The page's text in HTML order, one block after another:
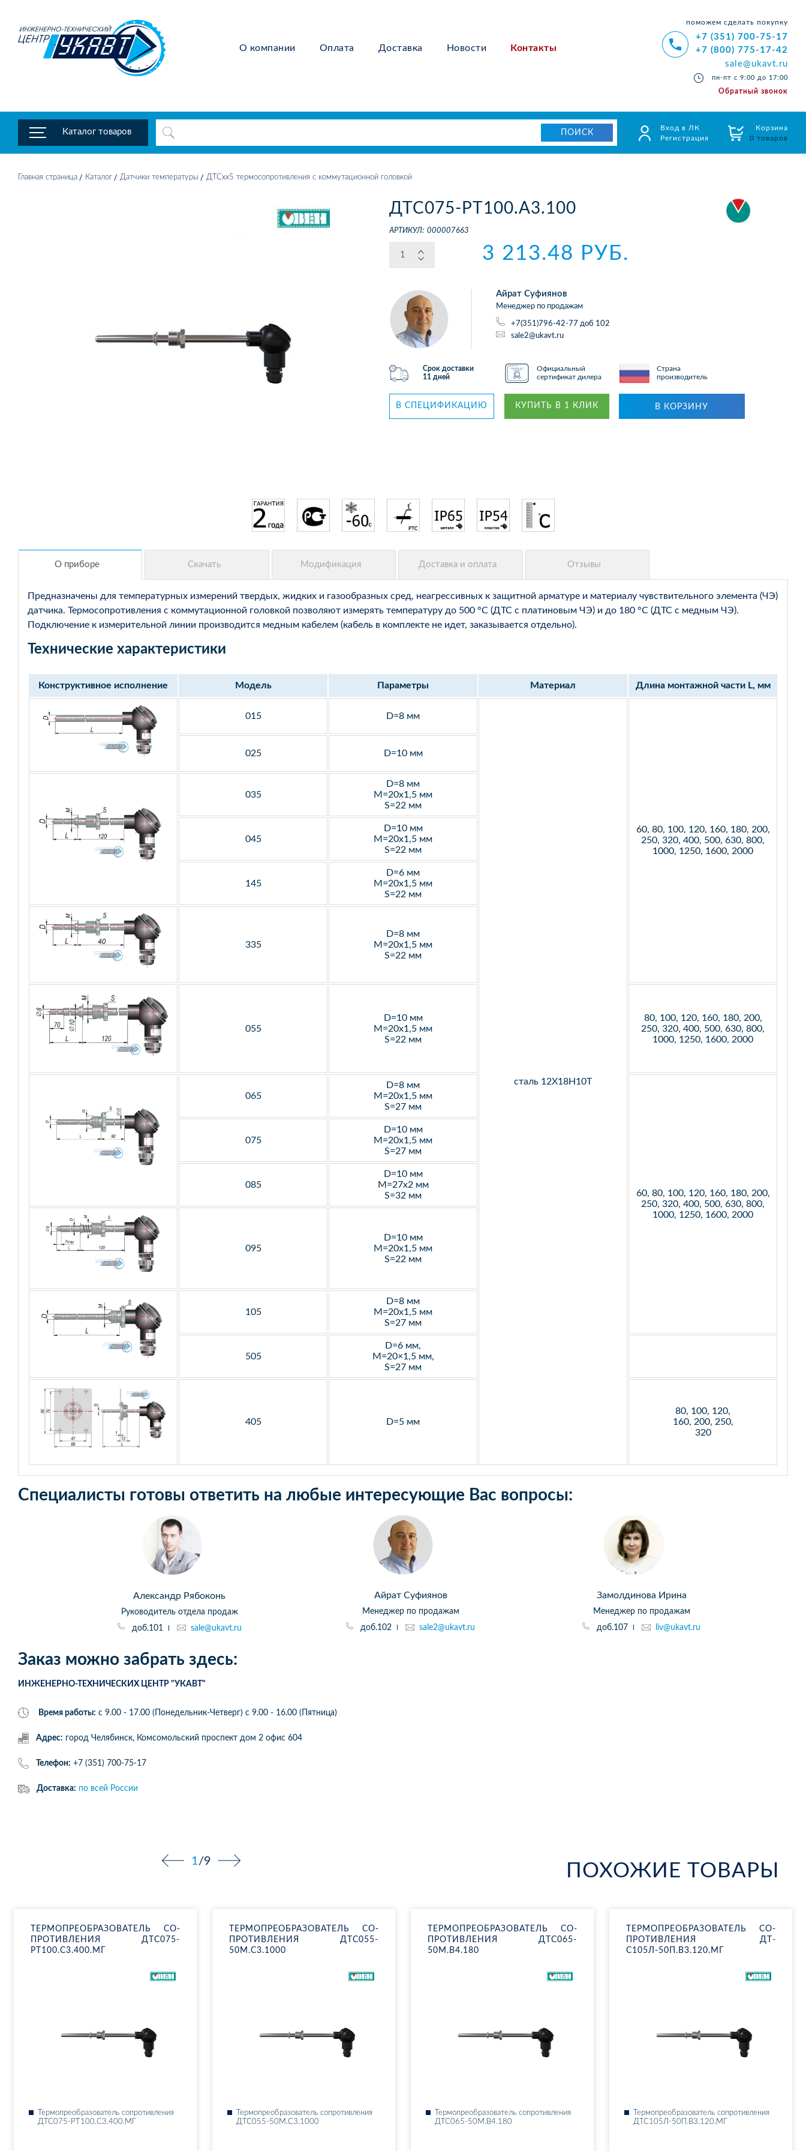
О компании Оплата Доставка Новости Контакты
поможем сделать покупку
+7 (351) 700-75-17
+7 (800) 775-17-42
sale@ukavt.ru
пн-пт с 9:00 до 17:00
Обратный звонок
Каталог товаров
Вход в ЛК
Регистрация
Корзина
0 товаров
Главная страница Каталог Датчики температуры ДТСхх5 термосопротивления с коммутационной головкой
ДТС075-РТ100.А3.100
АРТИКУЛ: 000007663
3 213.48 РУБ.
Айрат Суфиянов
Менеджер по продажам
+7(351)796-42-77 доб 102
sale2@ukavt.ru
Срок доставки
11 дней
Официальный
сертификат дилера
Страна
производитель
В СПЕЦИФИКАЦИЮ КУПИТЬ В 1 КЛИК В КОРЗИНУ
Предназначены для температурных измерений твердых, жидких и газообразных сред, неагрессивных к защитной арматуре и материалу чувствительного элемента (ЧЭ)
датчика. Термосопротивления с коммутационной головкой позволяют измерять температуру до 500 °С (ДТС с платиновым ЧЭ) и до 180 °С (ДТС с медным ЧЭ).
Подключение к измерительной линии производится медным кабелем (кабель в комплекте не идет, заказывается отдельно).
Технические характеристики
Конструктивное исполнение Модель Параметры Материал Длина монтажной части L, мм
015 D=8 мм
сталь 12Х18Н10Т
60, 80, 100, 120, 160, 180, 200,
250, 320, 400, 500, 630, 800,
1000, 1250, 1600, 2000
025 D=10 мм
035
D=8 мм
M=20х1,5 мм
S=22 мм
045
D=10 мм
M=20х1,5 мм
S=22 мм
145
D=6 мм
M=20х1,5 мм
S=22 мм
335
D=8 мм
M=20х1,5 мм
S=22 мм
055
D=10 мм
M=20х1,5 мм
S=22 мм
80, 100, 120, 160, 180, 200,
250, 320, 400, 500, 630, 800,
1000, 1250, 1600, 2000
065
D=8 мм
M=20х1,5 мм
S=27 мм
60, 80, 100, 120, 160, 180, 200,
250, 320, 400, 500, 630, 800,
1000, 1250, 1600, 2000
075
D=10 мм
M=20х1,5 мм
S=27 мм
085
D=10 мм
M=27х2 мм
S=32 мм
095
D=10 мм
M=20х1,5 мм
S=22 мм
105
D=8 мм
M=20х1,5 мм
S=27 мм
505
D=6 мм,
M=20×1,5 мм,
S=27 мм
405 D=5 мм
80, 100, 120,
160, 200, 250,
320
Специалисты готовы ответить на любые интересующие Вас вопросы:
Александр Рябоконь
Руководитель отдела продаж
доб.101
sale@ukavt.ru
Айрат Суфиянов
Менеджер по продажам
доб.102
sale2@ukavt.ru
Замолдинова Ирина
Менеджер по продажам
доб.107
liv@ukavt.ru
Заказ можно забрать здесь:
ИНЖЕНЕРНО-ТЕХНИЧЕСКИХ ЦЕНТР "УКАВТ"
Время работы: с 9.00 - 17.00 (Понедельник-Четверг) c 9.00 - 16.00 (Пятница)
Адрес: город Челябинск, Комсомольский проспект дом 2 офис 604
Телефон: +7 (351) 700-75-17
Доставка: по всей России
ПОХОЖИЕ ТОВАРЫ
1/9
ТЕР­МО­ПРЕ­ОБ­РА­ЗО­ВА­ТЕЛЬ СО­
ПРО­ТИВ­ЛЕ­НИЯ ДТ­С075-
РТ100.С3.400.МГ
Тер­мо­пре­об­ра­зо­ва­тель со­про­тив­ле­ния
ДТ­С075-РТ100.С3.400.МГ
ТЕР­МО­ПРЕ­ОБ­РА­ЗО­ВА­ТЕЛЬ СО­
ПРО­ТИВ­ЛЕ­НИЯ ДТ­С055-
50М.С3.1000
Тер­мо­пре­об­ра­зо­ва­тель со­про­тив­ле­ния
ДТ­С055-50М.С3.1000
ТЕР­МО­ПРЕ­ОБ­РА­ЗО­ВА­ТЕЛЬ СО­
ПРО­ТИВ­ЛЕ­НИЯ ДТ­С065-
50М.В4.180
Тер­мо­пре­об­ра­зо­ва­тель со­про­тив­ле­ния
ДТ­С065-50М.В4.180
ТЕР­МО­ПРЕ­ОБ­РА­ЗО­ВА­ТЕЛЬ СО­
ПРО­ТИВ­ЛЕ­НИЯ ДТ­
С105Л-50П.В3.120.МГ
Тер­мо­пре­об­ра­зо­ва­тель со­про­тив­ле­ния
ДТ­С105Л-50П.В3.120.МГ